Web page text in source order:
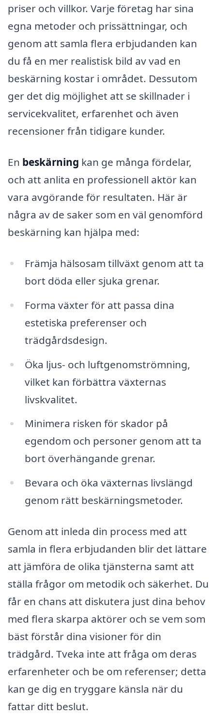
priser och villkor. Varje företag har sina
egna metoder och prissättningar, och
genom att samla flera erbjudanden kan
du få en mer realistisk bild av vad en
beskärning kostar i området. Dessutom
ger det dig möjlighet att se skillnader i
servicekvalitet, erfarenhet och även
recensioner från tidigare kunder.
En beskärning kan ge många fördelar,
och att anlita en professionell aktör kan
vara avgörande för resultaten. Här är
några av de saker som en väl genomförd
beskärning kan hjälpa med:
Främja hälsosam tillväxt genom att ta
bort döda eller sjuka grenar.
Forma växter för att passa dina
estetiska preferenser och
trädgårdsdesign.
Öka ljus- och luftgenomströmning,
vilket kan förbättra växternas
livskvalitet.
Minimera risken för skador på
egendom och personer genom att ta
bort överhängande grenar.
Bevara och öka växternas livslängd
genom rätt beskärningsmetoder.
Genom att inleda din process med att
samla in flera erbjudanden blir det lättare
att jämföra de olika tjänsterna samt att
ställa frågor om metodik och säkerhet. Du
får en chans att diskutera just dina behov
med flera skarpa aktörer och se vem som
bäst förstår dina visioner för din
trädgård. Tveka inte att fråga om deras
erfarenheter och be om referenser; detta
kan ge dig en tryggare känsla när du
fattar ditt beslut.